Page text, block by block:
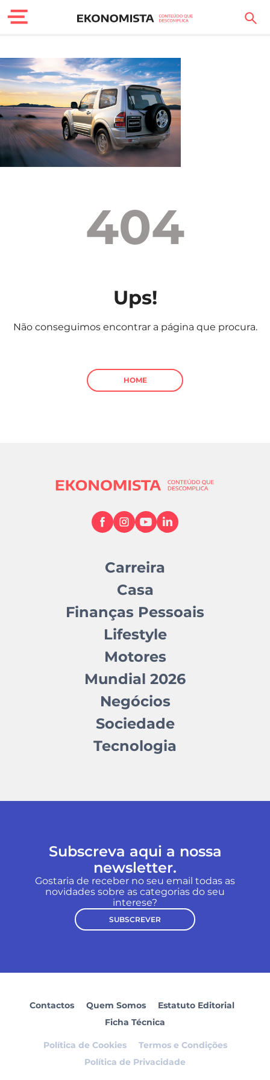
Finanças Pessoais
Motores
Carreira
Casa
Lifestyle
Tecnologia
Mundial 2026
404
Ups!
Não conseguimos encontrar a página que procura.
HOME
Carreira
Casa
Finanças Pessoais
Lifestyle
Motores
Mundial 2026
Negócios
Sociedade
Tecnologia
Subscreva aqui a nossa
newsletter.
Gostaria de receber no seu email todas as
novidades sobre as categorias do seu
interese?
SUBSCREVER
Contactos Quem Somos
Estatuto Editorial
Ficha Técnica
Política de Cookies
Termos e Condições
Política de Privacidade